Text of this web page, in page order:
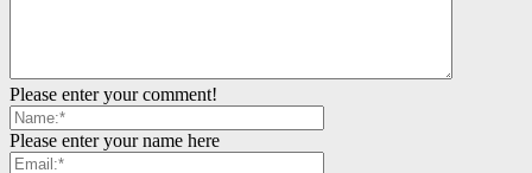
Please enter your comment!
Please enter your name here